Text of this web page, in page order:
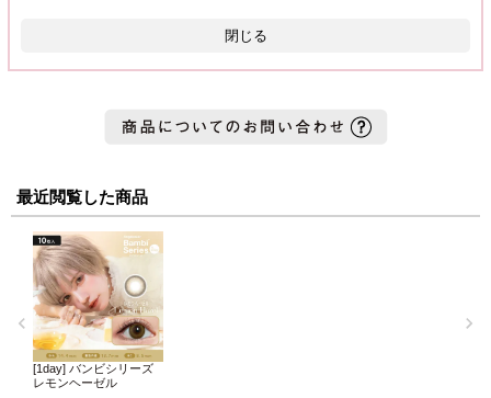
閉じる
最近閲覧した商品
[1day] バンビシリーズ
レモンヘーゼル